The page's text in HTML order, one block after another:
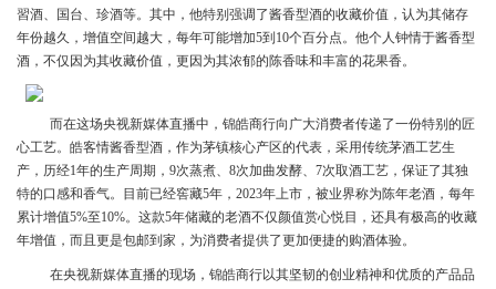
習酒、国台、珍酒等。其中，他特别强调了酱香型酒的收藏价值，认为其储存
年份越久，增值空间越大，每年可能增加5到10个百分点。他个人钟情于酱香型
酒，不仅因为其收藏价值，更因为其浓郁的陈香味和丰富的花果香。
而在这场央视新媒体直播中，锦皓商行向广大消费者传递了一份特别的匠
心工艺。皓客情酱香型酒，作为茅镇核心产区的代表，采用传统茅酒工艺生
产，历经1年的生产周期，9次蒸煮、8次加曲发酵、7次取酒工艺，保证了其独
特的口感和香气。目前已经窖藏5年，2023年上市，被业界称为陈年老酒，每年
累计增值5%至10%。这款5年储藏的老酒不仅颜值赏心悦目，还具有极高的收藏
年增值，而且更是包邮到家，为消费者提供了更加便捷的购酒体验。
在央视新媒体直播的现场，锦皓商行以其坚韧的创业精神和优质的产品品